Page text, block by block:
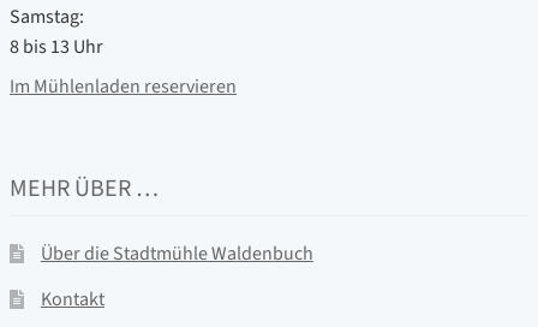
Samstag:
8 bis 13 Uhr
Im Mühlenladen reservieren
MEHR ÜBER …
Über die Stadtmühle Waldenbuch
Kontakt